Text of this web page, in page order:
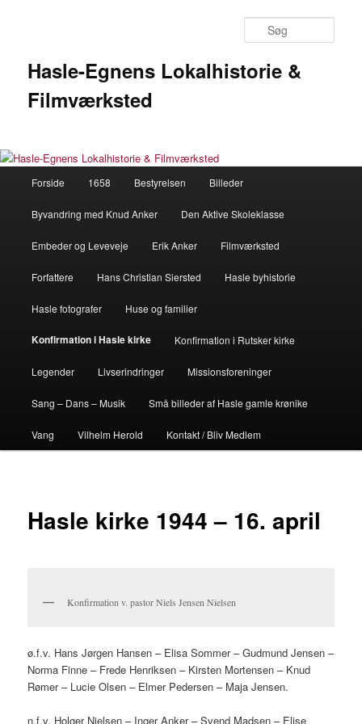
Hasle-Egnens Lokalhistorie &
Filmværksted
Forside 1658 Bestyrelsen Billeder
Byvandring med Knud Anker Den Aktive Skoleklasse
Embeder og Leveveje Erik Anker Filmværksted
Forfattere Hans Christian Siersted Hasle byhistorie
Hasle fotografer Huse og familier
Konfirmation i Hasle kirke Konfirmation i Rutsker kirke
Legender Livserindringer Missionsforeninger
Sang – Dans – Musik Små billeder af Hasle gamle krønike
Vang Vilhelm Herold Kontakt / Bliv Medlem
Hasle kirke 1944 – 16. april
Konfirmation v. pastor Niels Jensen Nielsen
ø.f.v. Hans Jørgen Hansen – Elisa Sommer – Gudmund Jensen –
Norma Finne – Frede Henriksen – Kirsten Mortensen – Knud
Rømer – Lucie Olsen – Elmer Pedersen – Maja Jensen.
n.f.v. Holger Nielsen – Inger Anker – Svend Madsen – Elise